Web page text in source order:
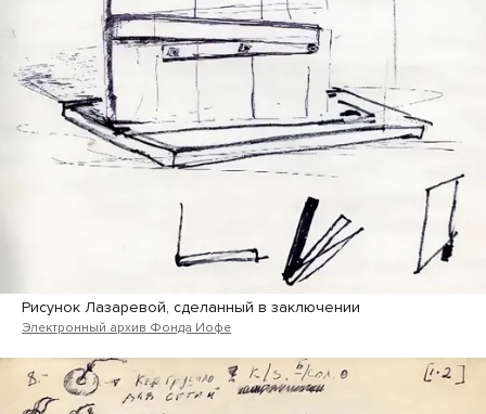
Рисунок Лазаревой, сделанный в заключении
Электронный архив Фонда Иофе